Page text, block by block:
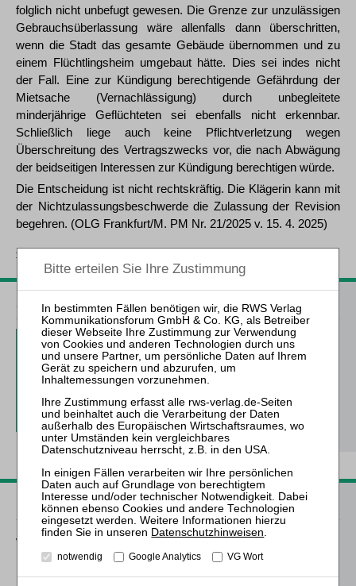
folglich nicht unbefugt gewesen. Die Grenze zur unzulässigen
Gebrauchsüberlassung wäre allenfalls dann überschritten,
wenn die Stadt das gesamte Gebäude übernommen und zu
einem Flüchtlingsheim umgebaut hätte. Dies sei indes nicht
der Fall. Eine zur Kündigung berechtigende Gefährdung der
Mietsache (Vernachlässigung) durch unbegleitete
minderjährige Geflüchteten sei ebenfalls nicht erkennbar.
Schließlich liege auch keine Pflichtverletzung wegen
Überschreitung des Vertragszwecks vor, die nach Abwägung
der beidseitigen Interessen zur Kündigung berechtigen würde.
Die Entscheidung ist nicht rechtskräftig. Die Klägerin kann mit
der Nichtzulassungsbeschwerde die Zulassung der Revision
begehren. (OLG Frankfurt/M. PM Nr. 21/2025 v. 15. 4. 2025)
ZfIR – Zeitschrift für Immobilienrecht
3 Ausgaben als kostenfreies Probe-Abo
inkl. 14 Tage kostenfreie ZfIR-
online-Nutzung
Probe-Abo bestellen
Passende Bücher
Wächter
M&A Litigation
Datenschutzhinweisen
notwendig Google Analytics VG Wort